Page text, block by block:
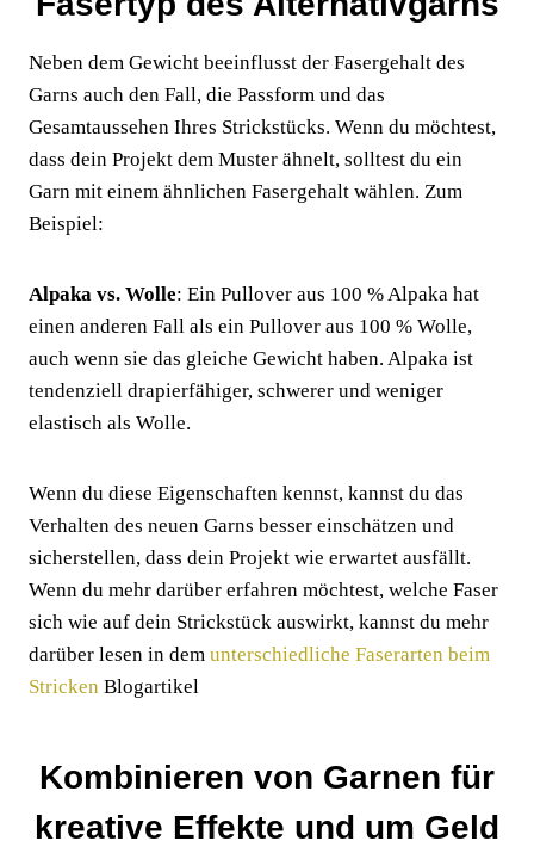
Neben dem Gewicht beeinflusst der Fasergehalt des
Garns auch den Fall, die Passform und das
Gesamtaussehen Ihres Strickstücks. Wenn du möchtest,
dass dein Projekt dem Muster ähnelt, solltest du ein
Garn mit einem ähnlichen Fasergehalt wählen. Zum
Beispiel:
Alpaka vs. Wolle: Ein Pullover aus 100 % Alpaka hat
einen anderen Fall als ein Pullover aus 100 % Wolle,
auch wenn sie das gleiche Gewicht haben. Alpaka ist
tendenziell drapierfähiger, schwerer und weniger
elastisch als Wolle.
Wenn du diese Eigenschaften kennst, kannst du das
Verhalten des neuen Garns besser einschätzen und
sicherstellen, dass dein Projekt wie erwartet ausfällt.
Wenn du mehr darüber erfahren möchtest, welche Faser
sich wie auf dein Strickstück auswirkt, kannst du mehr
darüber lesen in dem unterschiedliche Faserarten beim
Stricken Blogartikel
Kombinieren von Garnen für
kreative Effekte und um Geld